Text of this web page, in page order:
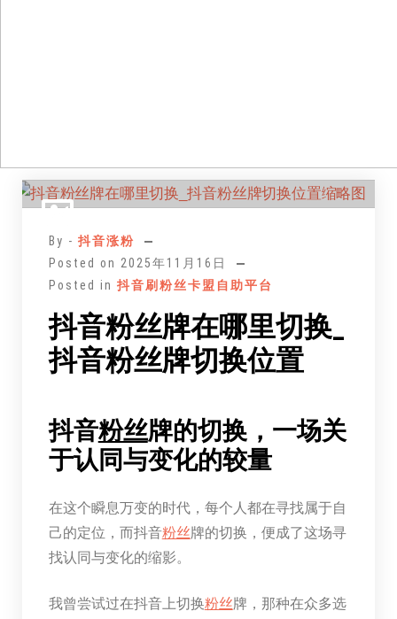
By - 抖音涨粉
Posted on 2025年11月16日
Posted in 抖音刷粉丝卡盟自助平台
抖音粉丝牌在哪里切换_
抖音粉丝牌切换位置
抖音粉丝牌的切换，一场关
于认同与变化的较量
在这个瞬息万变的时代，每个人都在寻找属于自
己的定位，而抖音粉丝牌的切换，便成了这场寻
找认同与变化的缩影。
我曾尝试过在抖音上切换粉丝牌，那种在众多选